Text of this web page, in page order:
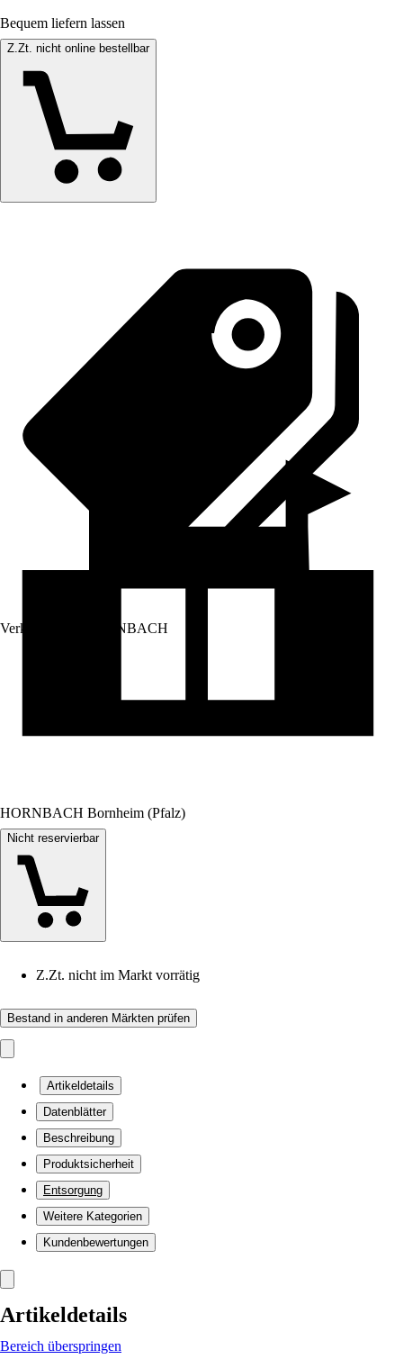
Bequem liefern lassen
Z.Zt. nicht online bestellbar
Verkauf durch: HORNBACH
HORNBACH Bornheim (Pfalz)
Nicht reservierbar
Z.Zt. nicht im Markt vorrätig
Bestand in anderen Märkten prüfen
Artikeldetails
Datenblätter
Beschreibung
Produktsicherheit
Entsorgung
Weitere Kategorien
Kundenbewertungen
Artikeldetails
Bereich überspringen